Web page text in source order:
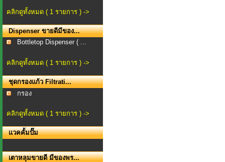
คลิกดูทั้งหมด ( 1 รายการ ) ->
Dispenser ขายดีมีของ...
Bottletop Dispenser ( ...
คลิกดูทั้งหมด ( 1 รายการ ) ->
ชุดกรองแก้ว Filtrati...
กรอง
คลิกดูทั้งหมด ( 1 รายการ ) ->
แวคคั้มปั๊ม
เตาหลุมขายดี มีของพร...